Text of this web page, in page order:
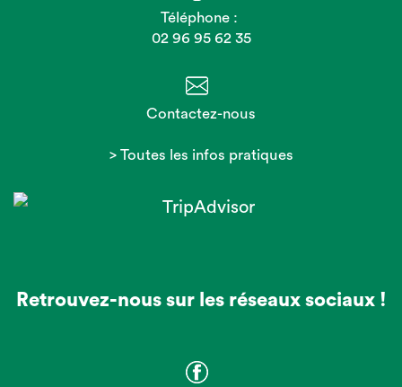
Téléphone :
02 96 95 62 35
Contactez-nous
> Toutes les infos pratiques
Retrouvez-nous sur les réseaux sociaux !